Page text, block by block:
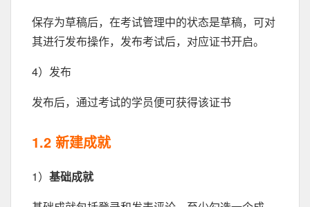
保存为草稿后，在考试管理中的状态是草稿，可对
其进行发布操作，发布考试后，对应证书开启。
4）发布
发布后，通过考试的学员便可获得该证书
1.2 新建成就
1） 基础成就